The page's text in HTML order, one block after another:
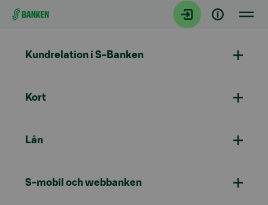
Gå direkt till innehållet
Kundrelation i S-Banken
Kort
Lån
S-mobil och webbanken